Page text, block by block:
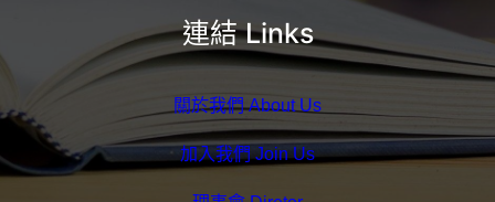
連結 Links
關於我們 About Us
加入我們 Join Us